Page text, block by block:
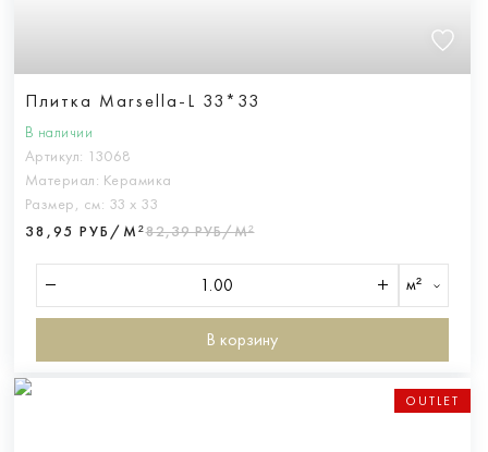
Плитка Marsella-L 33*33
В наличии
Артикул: 13068
Материал: Керамика
Размер, см: 33 х 33
38,95 РУБ/М²82,39 РУБ/М²
м²
В корзину
OUTLET